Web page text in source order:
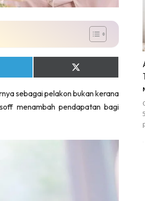
Share
on
(Twitter)
sebagai pelakon bukan kerana
menambah pendapatan bagi